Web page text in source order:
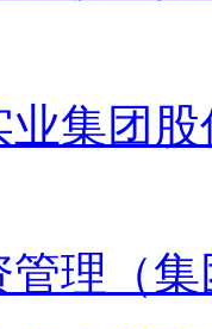
业集团
管理（